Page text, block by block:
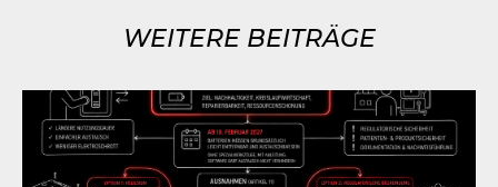
WEITERE BEITRÄGE